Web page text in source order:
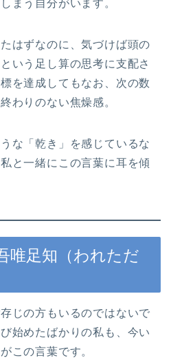
まう自分がいます。
はずなのに、気づけば頭の
いう足し算の思考に支配さ
を達成してもなお、次の数
わりのない焦燥感。
な「乾き」を感じているな
と一緒にこの言葉に耳を傾
唯足知（われただ
じの方もいるのではないで
始めたばかりの私も、今い
この言葉です。